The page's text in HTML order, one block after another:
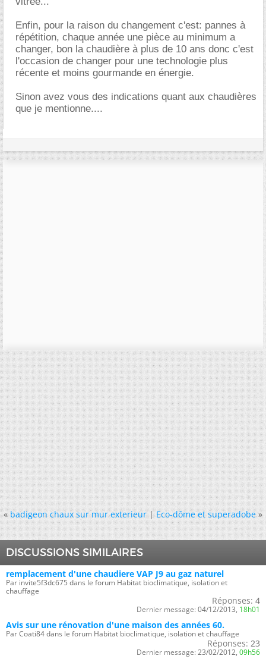
Enfin, pour la raison du changement c'est: pannes à
répétition, chaque année une pièce au minimum a
changer, bon la chaudière à plus de 10 ans donc c'est
l'occasion de changer pour une technologie plus
récente et moins gourmande en énergie.
Sinon avez vous des indications quant aux chaudières
que je mentionne....
« badigeon chaux sur mur exterieur|Eco-dôme et superadobe »
DISCUSSIONS SIMILAIRES
remplacement d'une chaudiere VAP J9 au gaz naturel
Par invite5f3dc675 dans le forum Habitat bioclimatique, isolation et
chauffage
Réponses: 4
Dernier message: 04/12/2013, 18h01
Avis sur une rénovation d'une maison des années 60.
Par Coati84 dans le forum Habitat bioclimatique, isolation et chauffage
Réponses: 23
Dernier message: 23/02/2012, 09h56